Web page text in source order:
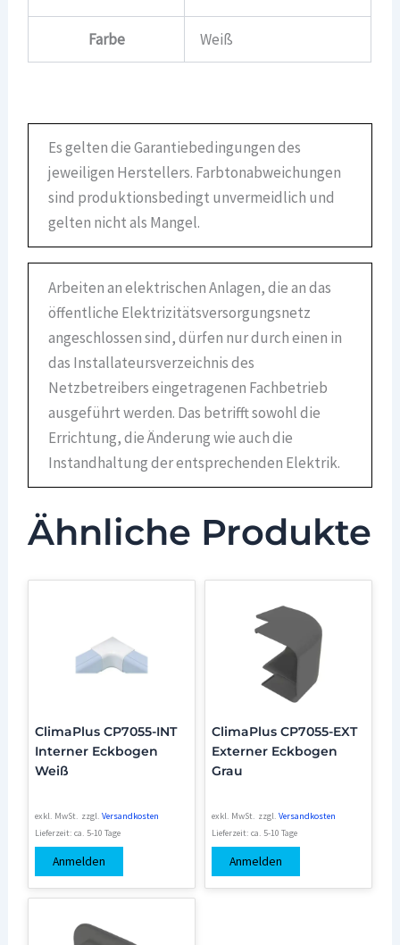
Farbe Weiß
Es gelten die Garantiebedingungen des
jeweiligen Herstellers. Farbtonabweichungen
sind produktionsbedingt unvermeidlich und
gelten nicht als Mangel.
Arbeiten an elektrischen Anlagen, die an das
öffentliche Elektrizitätsversorgungsnetz
angeschlossen sind, dürfen nur durch einen in
das Installateursverzeichnis des
Netzbetreibers eingetragenen Fachbetrieb
ausgeführt werden. Das betrifft sowohl die
Errichtung, die Änderung wie auch die
Instandhaltung der entsprechenden Elektrik.
Ähnliche Produkte
ClimaPlus CP7055-INT
Interner Eckbogen
Weiß
exkl. MwSt. zzgl.Versandkosten
Lieferzeit:ca. 5-10 Tage
Anmelden
ClimaPlus CP7055-EXT
Externer Eckbogen
Grau
exkl. MwSt. zzgl. Versandkosten
Lieferzeit: ca. 5-10 Tage
Anmelden